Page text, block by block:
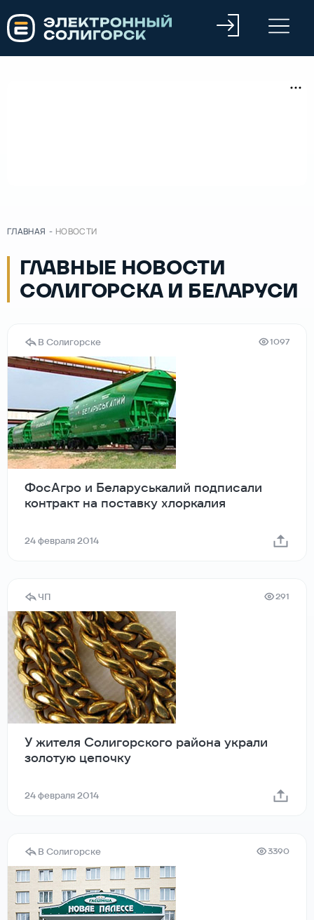
ГЛАВНАЯ - НОВОСТИ
ГЛАВНЫЕ НОВОСТИ
СОЛИГОРСКА И БЕЛАРУСИ
В Солигорске 1097
ФосАгро и Беларуськалий подписали
контракт на поставку хлоркалия
24 февраля 2014
ЧП 291
У жителя Солигорского района украли
золотую цепочку
24 февраля 2014
В Солигорске 3390